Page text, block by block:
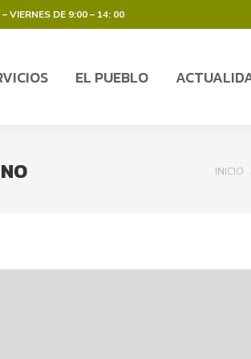
VIERNES DE 9:00 – 14: 00
EL PUEBLO
You
INICIO
EL PUEBLO